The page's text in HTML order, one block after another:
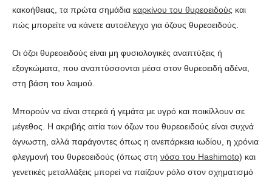
κακοήθειας, τα πρώτα σημάδια καρκίνου του θυρεοειδούς και
πώς μπορείτε να κάνετε αυτοέλεγχο για όζους θυρεοειδούς.
Οι όζοι θυρεοειδούς είναι μη φυσιολογικές αναπτύξεις ή
εξογκώματα, που αναπτύσσονται μέσα στον θυρεοειδή αδένα,
στη βάση του λαιμού.
Μπορούν να είναι στερεά ή γεμάτα με υγρό και ποικίλλουν σε
μέγεθος. Η ακριβής αιτία των όζων του θυρεοειδούς είναι συχνά
άγνωστη, αλλά παράγοντες όπως η ανεπάρκεια ιωδίου, η χρόνια
φλεγμονή του θυρεοειδούς (όπως στη νόσο του Hashimoto) και
γενετικές μεταλλάξεις μπορεί να παίζουν ρόλο στον σχηματισμό